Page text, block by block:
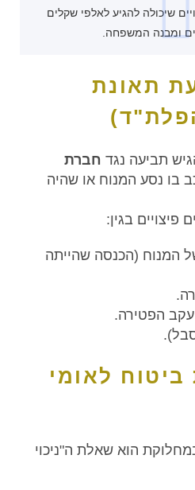
שיכולה להגיע לאלפי שקלים
ומבנה המשפחה.
תאונת
תביעה נגד חברת
בו נסע המנוח או שהיה
בגין:
המנוח (הכנסה שהייתה
עקב הפטירה.
ביטוח לאומי
הוא שאלת ה"ניכוי